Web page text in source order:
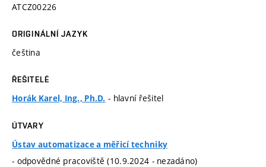
ATCZ00226
ORIGINÁLNÍ JAZYK
čeština
ŘEŠITELÉ
Horák Karel, Ing., Ph.D. - hlavní řešitel
ÚTVARY
Ústav automatizace a měřicí techniky
- odpovědné pracoviště (10.9.2024 - nezadáno)